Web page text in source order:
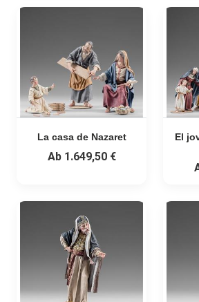
La casa de Nazaret
Ab1.649,50 €
El